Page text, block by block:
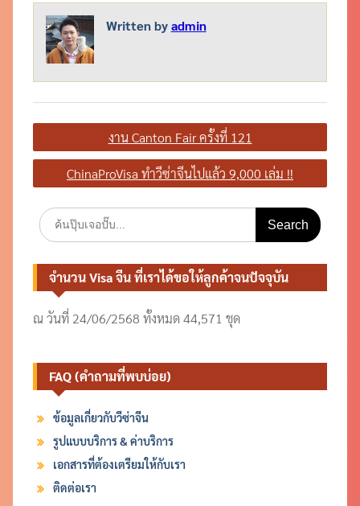
Written byadmin
แนะแนว
เรื่อง
งาน Canton Fair ครั้งที่ 121
ChinaProVisa ทำวีซ่าจีนไปแล้ว 9,000 เล่ม !!
Search
for:
จำนวน Visa จีน ที่เราได้ขอให้ลูกค้าจนปัจจุบัน
ณ วันที่ 24/06/2568 ทั้งหมด 44,571 ชุด
FAQ (คำถามที่พบบ่อย)
ข้อมูลเกี่ยวกับวีซ่าจีน
รูปแบบบริการ & ค่าบริการ
เอกสารที่ต้องเตรียมให้กับเรา
ติดต่อเรา